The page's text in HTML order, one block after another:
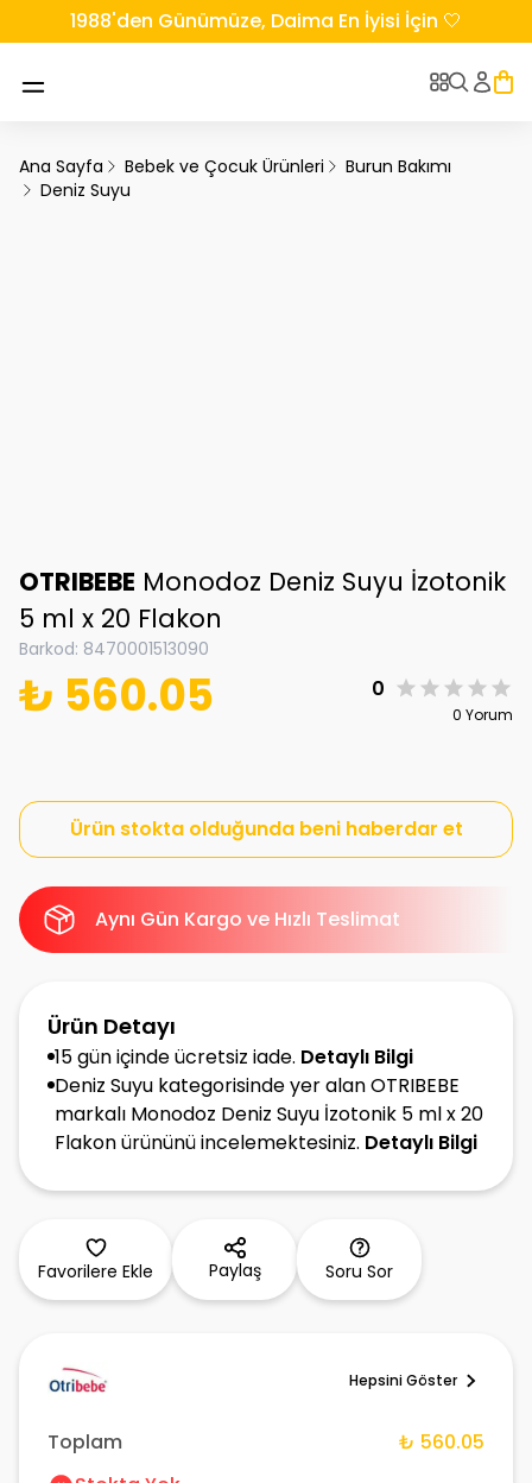
1988'den Günümüze, Daima En İyisi İçin 🤍
Ana Sayfa Bebek ve Çocuk Ürünleri
Burun Bakımı
Deniz Suyu
OTRIBEBE Monodoz Deniz Suyu İzotonik
5 ml x 20 Flakon
Barkod: 8470001513090
₺ 560.05 0
0 Yorum
Ürün stokta olduğunda beni haberdar et
Aynı Gün Kargo ve Hızlı Teslimat
Ürün Detayı
15 gün içinde ücretsiz iade. Detaylı Bilgi
Deniz Suyu kategorisinde yer alan OTRIBEBE
markalı Monodoz Deniz Suyu İzotonik 5 ml x 20
Flakon ürününü incelemektesiniz. Detaylı Bilgi
Favorilere Ekle Paylaş Soru Sor
Hepsini Göster
Toplam
₺ 560.05